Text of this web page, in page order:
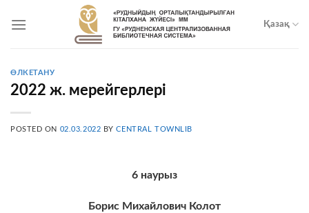
Қазақ
ӨЛКЕТАНУ
2022 ж. мерейгерлері
POSTED ON 02.03.2022 BYCENTRAL TOWNLIB
6 наурыз
Борис Михайлович Колот